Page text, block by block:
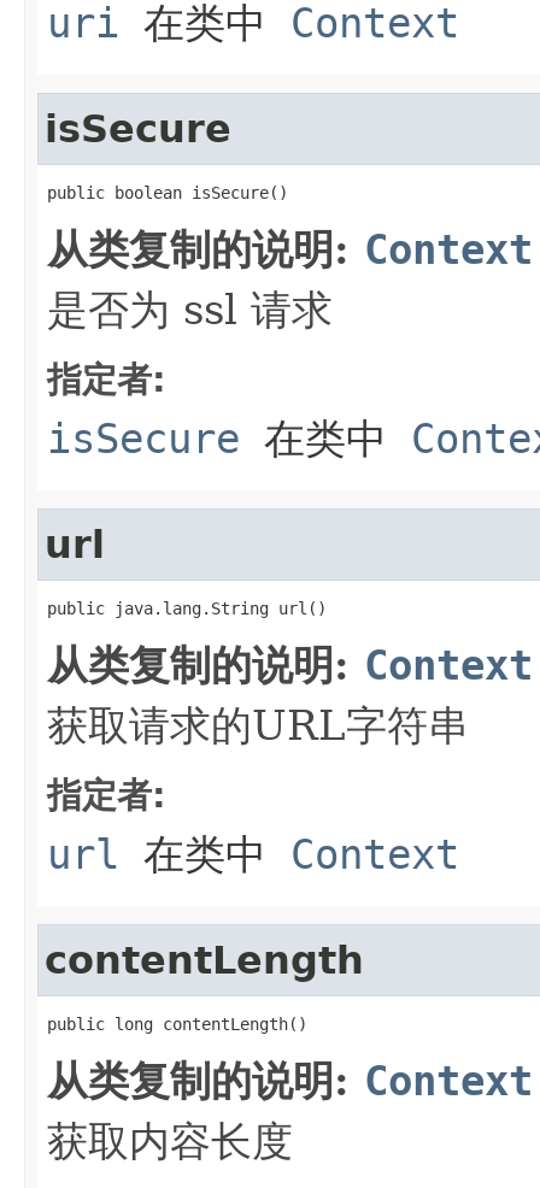
uri 在类中 Context
isSecure
public boolean isSecure()
从类复制的说明: Context
是否为 ssl 请求
指定者:
isSecure 在类中
url
public java.lang.String url()
从类复制的说明: Context
获取请求的URL字符串
指定者:
url 在类中 Context
contentLength
public long contentLength()
从类复制的说明: Context
获取内容长度